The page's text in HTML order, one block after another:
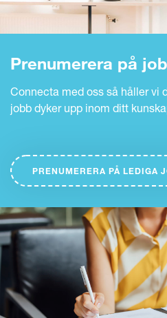
Prenumerera på
Connecta med oss så håller vi
jobb dyker upp inom ditt
PRENUMERERA PÅ LEDIGA